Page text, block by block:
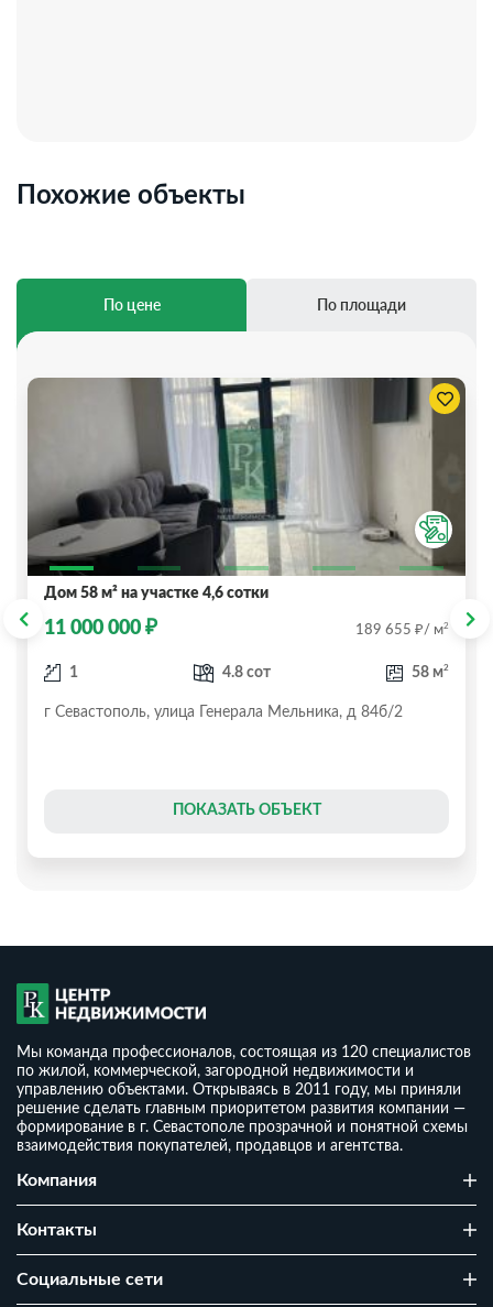
Похожие объекты
По цене По площади
Дом 58 м² на участке 4,6 сотки
11 000 000 ₽ 189 655 ₽/ м2
1 4.8 сот 58 м2
г Севастополь, улица Генерала Мельника, д 84б/2
ПОКАЗАТЬ ОБЪЕКТ
Дом 58 м² на участке 8 сот ИЖС
7 800 000
1
Нахимовский муниципальный округ, ул Тарутинская, д.
Мы команда профессионалов, состоящая из 120 специалистов
по жилой, коммерческой, загородной недвижимости и
управлению объектами. Открываясь в 2011 году, мы приняли
решение сделать главным приоритетом развития компании —
формирование в г. Севастополе прозрачной и понятной схемы
взаимодействия покупателей, продавцов и агентства.
Компания
Контакты
Cоциальные сети